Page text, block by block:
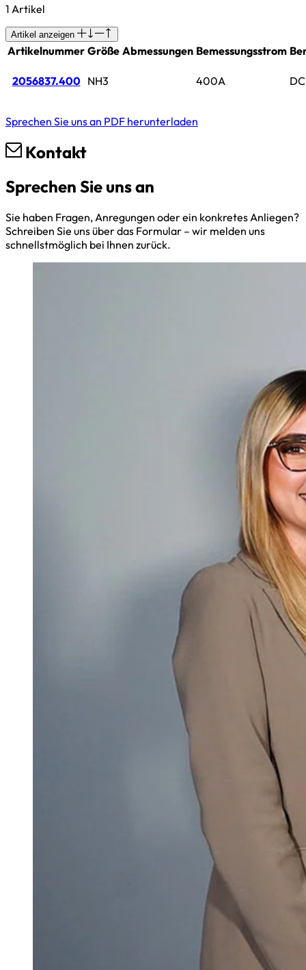
1 Artikel
Artikel anzeigen
Artikelnummer Größe Abmessungen Bemessungsstrom
2056837.400 NH3 400A
Sprechen Sie uns an PDF herunterladen
Kontakt
Sprechen Sie uns an
Sie haben Fragen, Anregungen oder ein konkretes Anliegen?
Schreiben Sie uns über das Formular – wir melden uns
schnellstmöglich bei Ihnen zurück.